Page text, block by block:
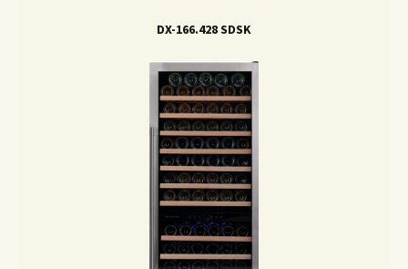
DX-166.428 SDSK